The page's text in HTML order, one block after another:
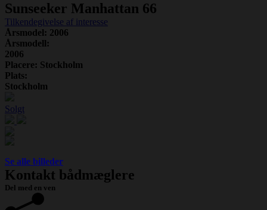
Sunseeker Manhattan 66
Tilkendegivelse af interesse
Årsmodel: 2006
Årsmodell:
2006
Placere: Stockholm
Plats:
Stockholm
Solgt
Se alle billeder
Kontakt bådmæglere
Del med en ven